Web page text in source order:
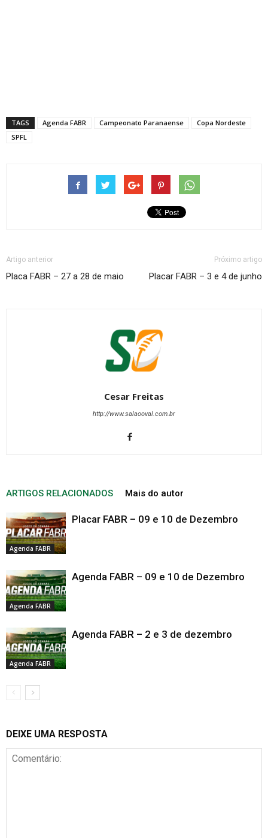
TAGS Agenda FABR Campeonato Paranaense
Copa Nordeste
SPFL
Artigo anterior
Placa FABR – 27 a 28 de maio
Próximo artigo
Placar FABR – 3 e 4 de junho
Cesar Freitas
http://www.salaooval.com.br
ARTIGOS RELACIONADOS Mais do autor
Agenda FABR
Placar FABR – 09 e 10 de Dezembro
Agenda FABR
Agenda FABR – 09 e 10 de Dezembro
Agenda FABR
Agenda FABR – 2 e 3 de dezembro
DEIXE UMA RESPOSTA